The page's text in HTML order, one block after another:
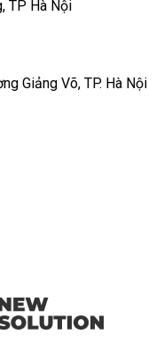
TP Hà Nội
Giảng Võ, TP. Hà Nội